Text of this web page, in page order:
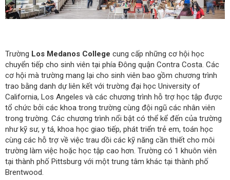
Trường Los Medanos College cung cấp những cơ hội học
chuyển tiếp cho sinh viên tại phía Đông quận Contra Costa. Các
cơ hội mà trường mang lại cho sinh viên bao gồm chương trình
trao bằng danh dự liên kết với trường đại học University of
California, Los Angeles và các chương trình hỗ trợ học tập được
tổ chức bởi các khoa trong trường cùng đội ngũ các nhân viên
trong trường. Các chương trình nổi bật có thể kể đến của trường
như kỹ sư, y tá, khoa học giao tiếp, phát triển trẻ em, toán học
cùng các hỗ trợ về việc trau dồi các kỹ năng cần thiết cho môi
trường làm việc hoặc học tập cao hơn. Trường có 1 khuôn viên
tại thành phố Pittsburg với một trung tâm khác tại thành phố
Brentwood.